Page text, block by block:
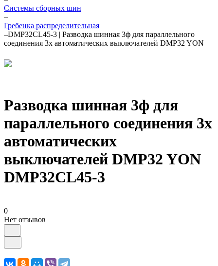
Системы сборных шин
–
Гребенка распределительная
–DMP32CL45-3 | Разводка шинная 3ф для параллельного
соединения 3х автоматических выключателей DMP32 YON
Разводка шинная 3ф для
параллельного соединения 3х
автоматических
выключателей DMP32 YON
DMP32CL45-3
0
Нет отзывов